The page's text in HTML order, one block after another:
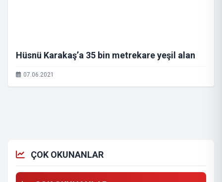
Hüsnü Karakaş’a 35 bin metrekare yeşil alan
07.06.2021
ÇOK OKUNANLAR